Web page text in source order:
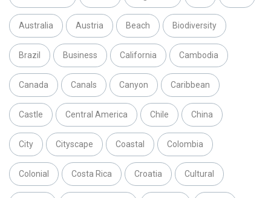
Australia Austria Beach Biodiversity
Brazil Business California Cambodia
Canada Canals Canyon Caribbean
Castle Central America Chile China
City Cityscape Coastal Colombia
Colonial Costa Rica Croatia Cultural